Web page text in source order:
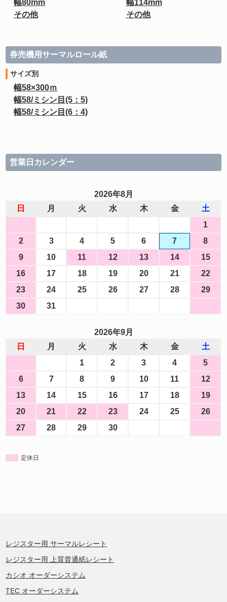
幅80mm
その他
幅114mm
その他
券売機用サーマルロール紙
サイズ別
幅58×300ｍ
幅58/ミシン目(5：5)
幅58/ミシン目(6：4)
営業日カレンダー
2026年8月
日
月 火 水 木 金
土
1
2
3 4 5 6 7
8
9
10 11 12 13 14
15
16
17 18 19 20 21
22
23
24 25 26 27 28
29
30
31
2026年9月
日
月 火 水 木 金
土
1
2 3 4
5
6
7 8 9 10 11
12
13
14 15 16 17 18
19
20
21 22 23 24 25
26
27
28 29 30
定休日
レジスター用 サーマルレシート
レジスター用 上質普通紙レシート
カシオ オーダーシステム
TEC オーダーシステム